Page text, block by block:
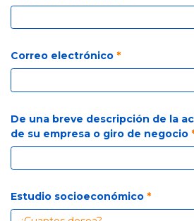
Correo electrónico *
De una breve descripción de la
de su empresa o giro de negocio
Estudio socioeconómico *